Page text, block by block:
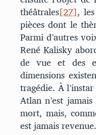
théâtrales[27],
pièces dont le
Parmi d’autres
René Kalisky
de vue et des
dimensions
tragédie. À
Atlan n’est
mort, mais,
est jamais revenue.